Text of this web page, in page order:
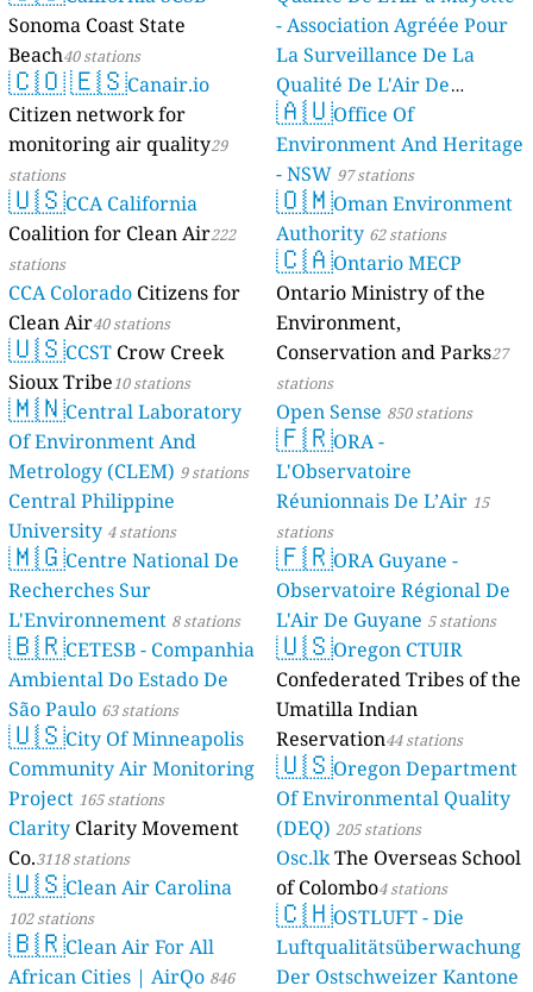
Sonoma Coast State
Beach40 stations
🇨🇴🇪🇸Canair.io
Citizen network for
monitoring air quality29
stations
🇺🇸CCA California
Coalition for Clean Air222
stations
CCA Colorado Citizens for
Clean Air40 stations
🇺🇸CCST Crow Creek
Sioux Tribe10 stations
🇲🇳Central Laboratory
Of Environment And
Metrology (CLEM) 9 stations
Central Philippine
University 4 stations
🇲🇬Centre National De
Recherches Sur
L'Environnement 8 stations
🇧🇷CETESB - Companhia
Ambiental Do Estado De
São Paulo 63 stations
🇺🇸City Of Minneapolis
Community Air Monitoring
Project 165 stations
Clarity Clarity Movement
Co.3118 stations
🇺🇸Clean Air Carolina
102 stations
🇧🇷Clean Air For All
African Cities | AirQo 846
- Association Agréée Pour
La Surveillance De La
Qualité De L'Air De
Mayotte 4 stations
🇦🇺Office Of
Environment And Heritage
- NSW 97 stations
🇴🇲Oman Environment
Authority 62 stations
🇨🇦Ontario MECP
Ontario Ministry of the
Environment,
Conservation and Parks27
stations
Open Sense 850 stations
🇫🇷ORA -
L'Observatoire
Réunionnais De L’Air 15
stations
🇫🇷ORA Guyane -
Observatoire Régional De
L'Air De Guyane 5 stations
🇺🇸Oregon CTUIR
Confederated Tribes of the
Umatilla Indian
Reservation44 stations
🇺🇸Oregon Department
Of Environmental Quality
(DEQ) 205 stations
Osc.lkThe Overseas School
of Colombo4 stations
🇨🇭OSTLUFT - Die
Luftqualitätsüberwachung
Der Ostschweizer Kantone